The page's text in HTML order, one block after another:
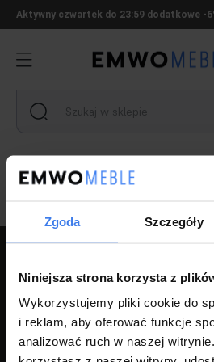
Zgoda Szczegóły
Niniejsza strona korzysta z
Wykorzystujemy pliki cookie do
i reklam, aby oferować funkcje
analizować ruch w naszej
Aktywny czwartek do 23:59 dodatkowe -
Ten produkt jest niedostępny.
PPH LUZ s.c Szlagor Marek
ul. Kołłątaja 8,
46-203 Kluczbork